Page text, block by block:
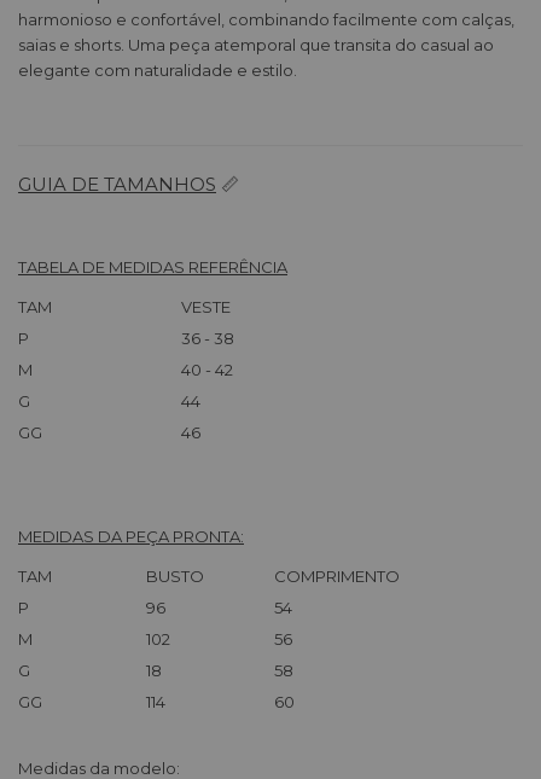
harmonioso e confortável, combinando facilmente com calças,
saias e shorts. Uma peça atemporal que transita do casual ao
elegante com naturalidade e estilo.
GUIA DE TAMANHOS 📏
TABELA DE MEDIDAS REFERÊNCIA
TAM
VESTE
P
36 - 38
M
40 - 42
G
44
GG
46
MEDIDAS DA PEÇA PRONTA:
TAM BUSTO
COMPRIMENTO
P
96
54
M
102
56
G
18
58
GG
114 60
Medidas da modelo: